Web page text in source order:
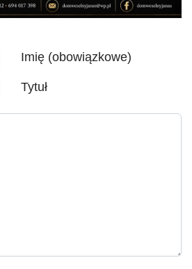
Imię (obowiązkowe)
Tytuł